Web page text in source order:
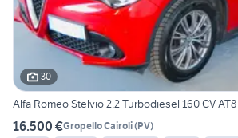
30
Alfa Romeo Stelvio 2.2 Turbodiesel 160 CV
16.500 €Gropello Cairoli(PV)